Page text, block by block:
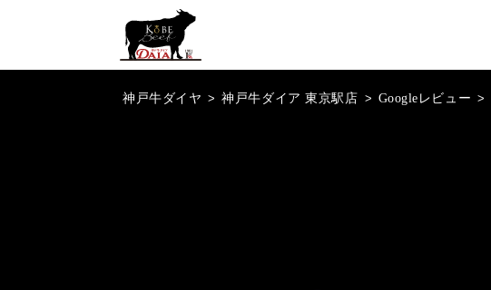
神戸牛ダイヤ > 神戸牛ダイア 東京駅店 > Googleレビュー >